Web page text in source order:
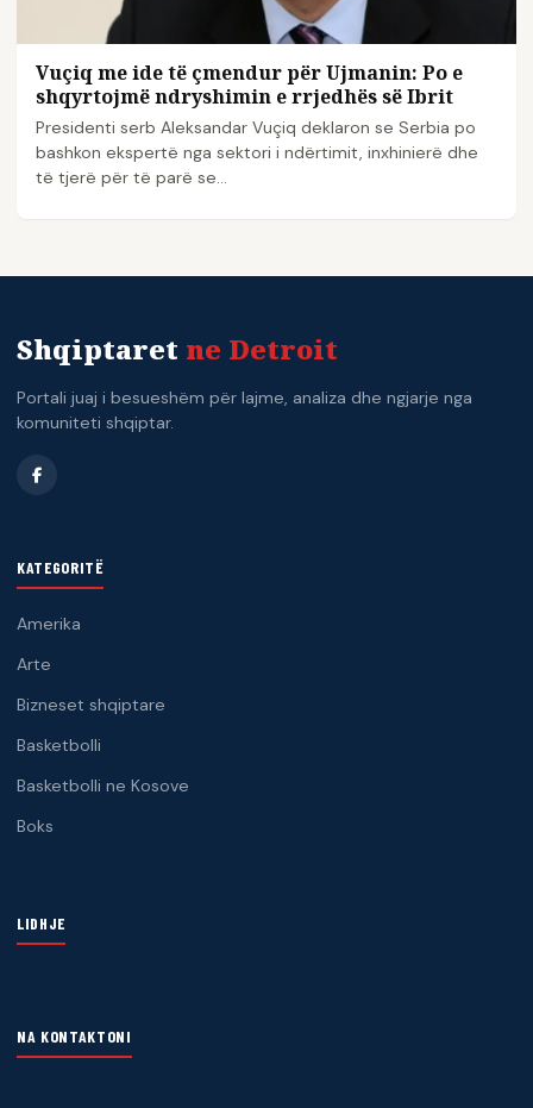
​Vuçiq me ide të çmendur për Ujmanin: Po e
shqyrtojmë ndryshimin e rrjedhës së Ibrit
Presidenti serb Aleksandar Vuçiq deklaron se Serbia po
bashkon ekspertë nga sektori i ndërtimit, inxhinierë dhe
të tjerë për të parë se…
Shqiptaret ne Detroit
Portali juaj i besueshëm për lajme, analiza dhe ngjarje nga
komuniteti shqiptar.
KATEGORITË
Amerika
Arte
Bizneset shqiptare
Basketbolli
Basketbolli ne Kosove
Boks
LIDHJE
NA KONTAKTONI